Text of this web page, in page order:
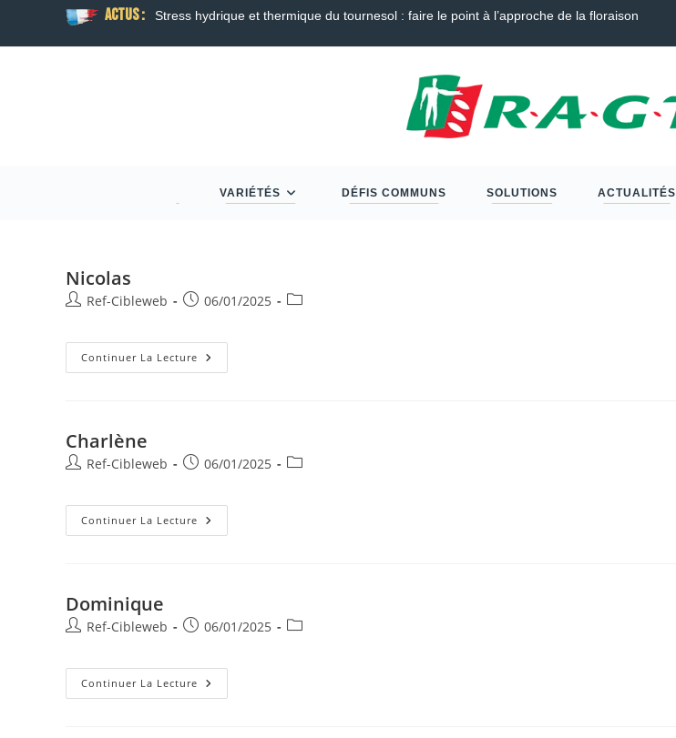
ACTUS : Stress hydrique et thermique du tournesol : faire le point à l’approche de la floraison
VARIÉTÉS DÉFIS COMMUNS SOLUTIONS ACTUALITÉS
Nicolas
Ref-Cibleweb 06/01/2025
Continuer La Lecture
Charlène
Ref-Cibleweb 06/01/2025
Continuer La Lecture
Dominique
Ref-Cibleweb 06/01/2025
Continuer La Lecture